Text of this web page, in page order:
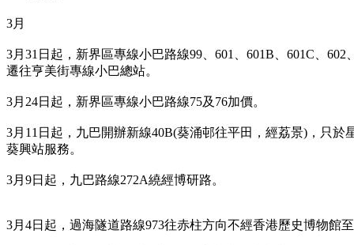
3月
3月31日起，新界區專線小巴路線99、601、601B、601C、602
遷往亨美街專線小巴總站。
3月24日起，新界區專線小巴路線75及76加價。
3月11日起，九巴開辦新線40B(葵涌邨往平田，經荔景)，只
葵興站服務。
3月9日起，九巴路線272A繞經博研路。
3月4日起，過海隧道路線973往赤柱方向不經香港歷史博物館